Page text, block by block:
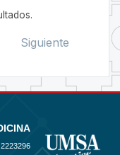
Siguiente
2223296